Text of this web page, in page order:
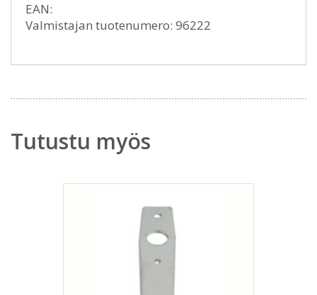
EAN:
Valmistajan tuotenumero: 96222
Tutustu myös